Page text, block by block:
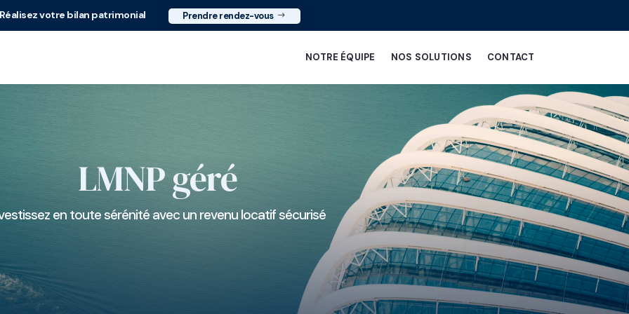
votre bilan patrimonial Prendre rendez-vous
NOTRE ÉQUIPE NOS SOLUTIONS CONTACT
LMNP géré
en toute sérénité avec un revenu locatif sécurisé